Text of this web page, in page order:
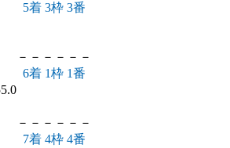
5着 3枠 3番
－－－－－－
6着 1枠 1番
－－－－－－
7着 4枠 4番